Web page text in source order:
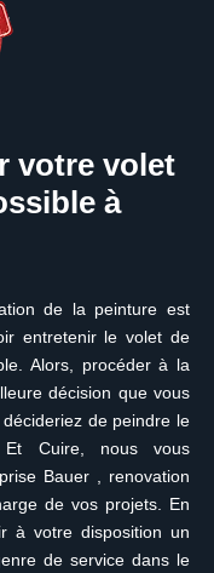
votre volet
à
de la peinture est
entretenir le volet de
Alors, procéder à la
décision que vous
de peindre le
Cuire, nous vous
Bauer , renovation
de vos projets. En
à votre disposition un
de service dans le